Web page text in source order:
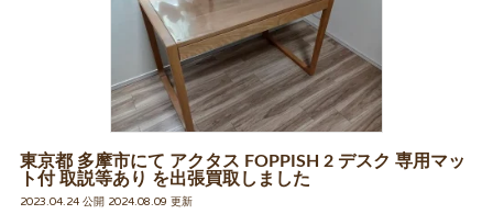
東京都 多摩市にて アクタス FOPPISH 2 デスク 専用マッ
ト付 取説等あり を出張買取しました
2023.04.24 公開 2024.08.09 更新